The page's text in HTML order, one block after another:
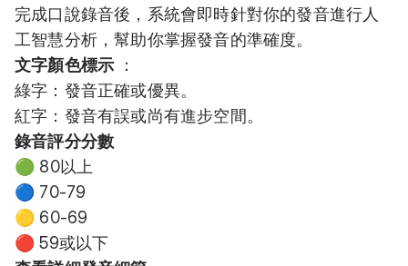
完成口說錄音後，系統會即時針對你的發音進行人
工智慧分析，幫助你掌握發音的準確度。
文字顏色標示 ：
綠字：發音正確或優異。
紅字：發音有誤或尚有進步空間。
錄音評分分數
🟢 80以上
🔵 70-79
🟡 60-69
🔴 59或以下